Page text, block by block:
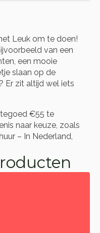
Leuk om te doen!
van een
een mooie
slaan op de
Er zit altijd wel iets
tegoed €55 te
naar keuze, zoals
– In Nederland,